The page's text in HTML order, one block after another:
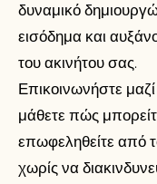
δυναμικό
εισόδημα και
του ακινήτου σας.
Επικοινωνήστε
μάθετε πώς
επωφεληθείτε από
χωρίς να